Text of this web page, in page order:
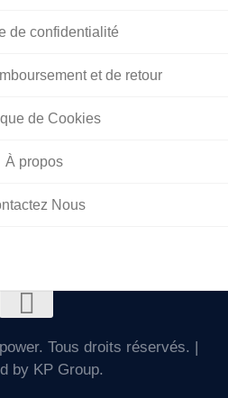
de confidentialité
et de retour
de Cookies
À propos
Nous
Tous droits réservés. |
by KP Group.